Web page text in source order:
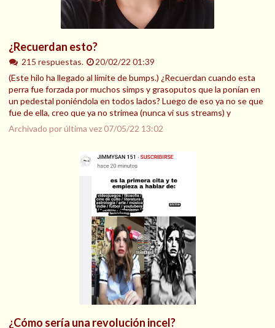
¿Recuerdan esto?
215 respuestas.
20/02/22 01:39
(Este hilo ha llegado al límite de bumps.) ¿Recuerdan cuando esta
perra fue forzada por muchos simps y grasoputos que la ponían en
un pedestal poniéndola en todos lados? Luego de eso ya no se que
fue de ella, creo que ya no strimea (nunca vi sus streams) y
Archivado por última vez07/05/22 13:02
¿Cómo sería una revolución incel?